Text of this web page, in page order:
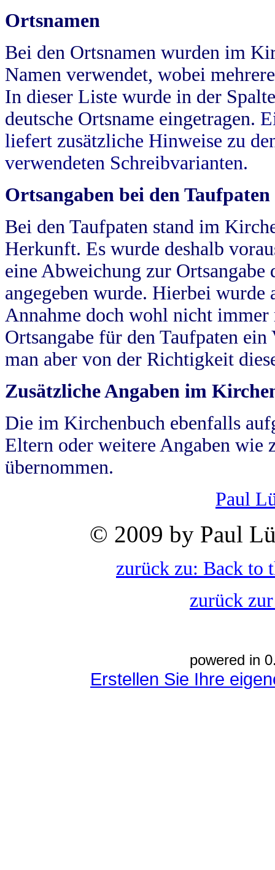
Ortsnamen
Bei den Ortsnamen wurden im
Namen verwendet, wobei
In dieser Liste wurde in der
deutsche Ortsname eingetragen.
liefert zusätzliche Hinweise zu
verwendeten Schreibvarianten.
Ortsangaben bei den Taufpaten
Bei den Taufpaten stand im
Herkunft. Es wurde deshalb
eine Abweichung zur
angegeben wurde. Hierbei wurde
Annahme doch wohl nicht
Ortsangabe für den Taufpaten
man aber von der Richtigkeit
Zusätzliche Angaben im
Die im Kirchenbuch ebenfalls
Eltern oder weitere Angaben wie
übernommen.
Paul
© 2009 by Paul
zurück zu: Back to
zurück
powered in
Erstellen Sie Ihre